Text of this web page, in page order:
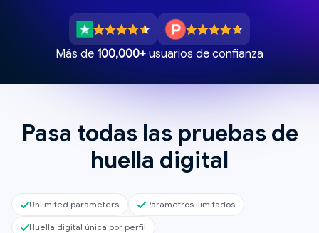
Más de 100,000+ usuarios de confianza
Pasa todas las pruebas de
huella digital
Unlimited parameters Parámetros ilimitados
Huella digital única por perfil